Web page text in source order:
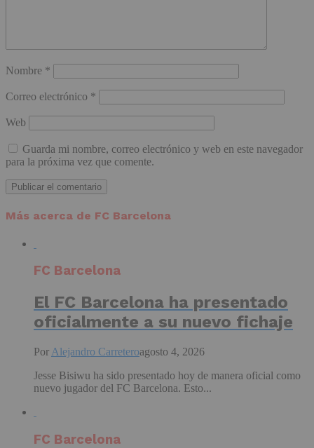
Nombre *
Correo electrónico *
Web
Guarda mi nombre, correo electrónico y web en este navegador
para la próxima vez que comente.
Más acerca de FC Barcelona
FC Barcelona
El FC Barcelona ha presentado
oficialmente a su nuevo fichaje
Por Alejandro Carreteroagosto 4, 2026
Jesse Bisiwu ha sido presentado hoy de manera oficial como
nuevo jugador del FC Barcelona. Esto...
FC Barcelona